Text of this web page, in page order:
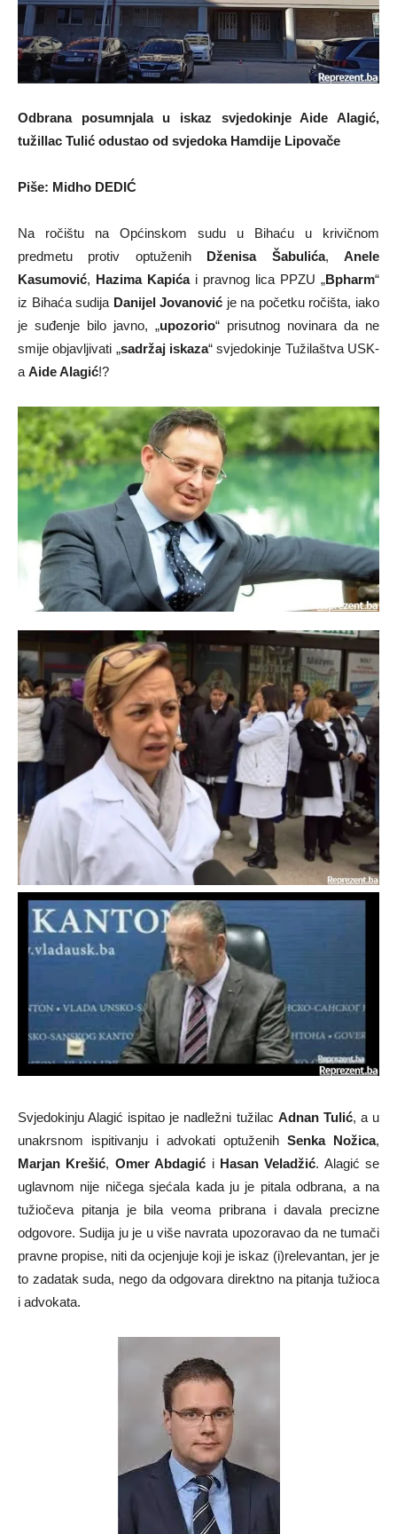
Odbrana posumnjala u iskaz svjedokinje Aide Alagić,
tužillac Tulić odustao od svjedoka Hamdije Lipovače
Piše: Midho DEDIĆ
Na ročištu na Općinskom sudu u Bihaću u krivičnom
predmetu protiv optuženih Dženisa Šabulića,Anele
Kasumović, Hazima Kapićai pravnog lica PPZU „Bpharm“
iz Bihaća sudija Danijel Jovanović je na početku ročišta, iako
je suđenje bilo javno, „upozorio“ prisutnog novinara da ne
smije objavljivati „sadržaj iskaza“ svjedokinje Tužilaštva USK-
a Aide Alagić!?
Svjedokinju Alagić ispitao je nadležni tužilac Adnan Tulić, a u
unakrsnom ispitivanju i advokati optuženih Senka Nožica,
Marjan Krešić, Omer Abdagić i Hasan Veladžić. Alagić se
uglavnom nije ničega sjećala kada ju je pitala odbrana, a na
tužiočeva pitanja je bila veoma pribrana i davala precizne
odgovore. Sudija ju je u više navrata upozoravao da ne tumači
pravne propise, niti da ocjenjuje koji je iskaz (i)relevantan, jer je
to zadatak suda, nego da odgovara direktno na pitanja tužioca
i advokata.